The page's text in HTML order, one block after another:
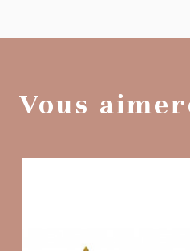
Vous